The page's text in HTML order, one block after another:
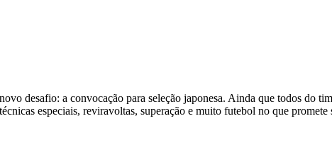
desafio: a convocação para seleção japonesa. Ainda que todos do
especiais, reviravoltas, superação e muito futebol no que promete